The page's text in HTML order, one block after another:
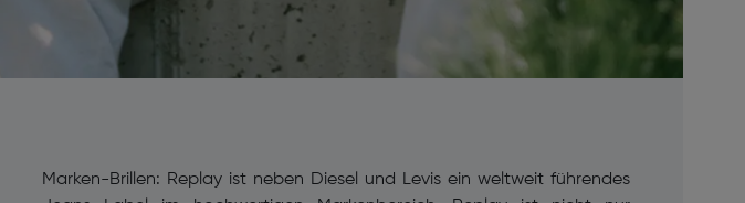
Marken-Brillen: Replay ist neben Diesel und Levis ein weltweit führendes